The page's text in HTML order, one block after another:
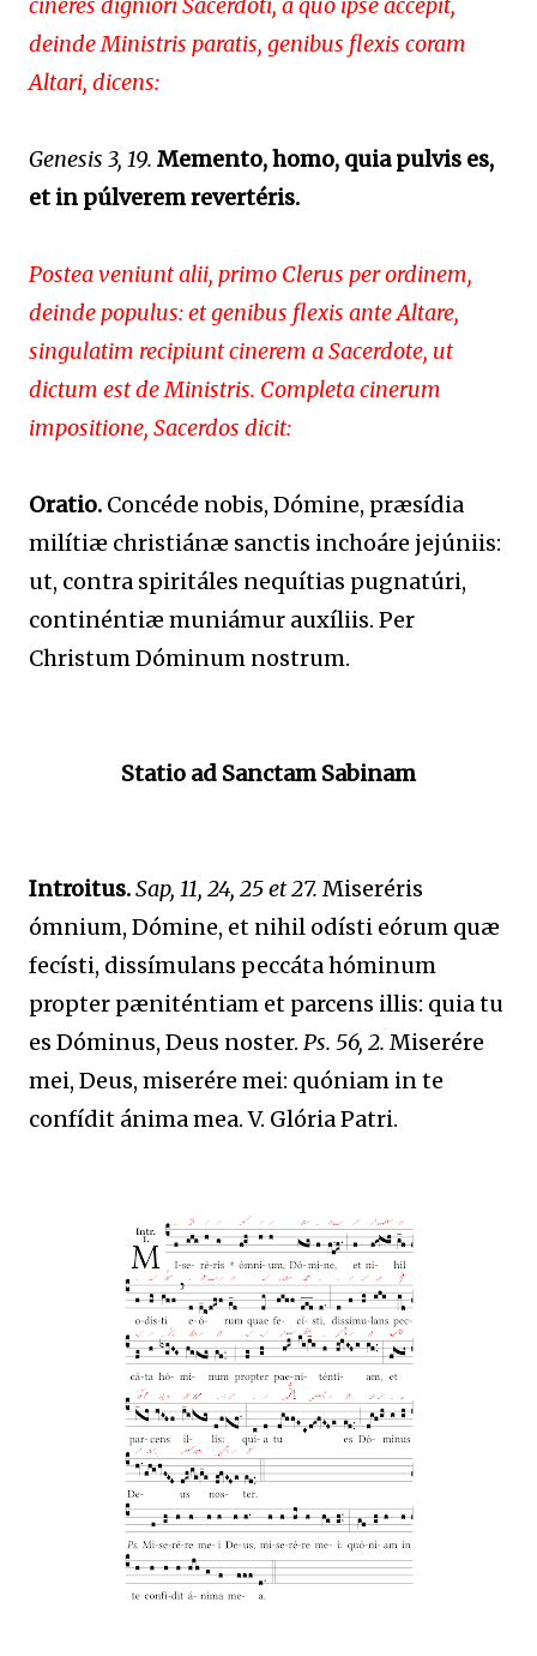
deinde Ministris paratis, genibus flexis coram
Altari, dicens:
Genesis 3, 19. Memento, homo, quia pulvis es,
et in púlverem revertéris.
Postea veniunt alii, primo Clerus per ordinem,
deinde populus: et genibus flexis ante Altare,
singulatim recipiunt cinerem a Sacerdote, ut
dictum est de Ministris. Completa cinerum
impositione, Sacerdos dicit:
Oratio. Concéde nobis, Dómine, præsídia
milítiæ christiánæ sanctis inchoáre jejúniis:
ut, contra spiritáles nequítias pugnatúri,
continéntiæ muniámur auxíliis. Per
Christum Dóminum nostrum.
Statio ad Sanctam Sabinam
Introitus.Sap, 11, 24, 25 et 27. Miseréris
ómnium, Dómine, et nihil odísti eórum quæ
fecísti, dissímulans peccáta hóminum
propter pæniténtiam et parcens illis: quia tu
es Dóminus, Deus noster. Ps. 56, 2. Miserére
mei, Deus, miserére mei: quóniam in te
confídit ánima mea. V. Glória Patri.